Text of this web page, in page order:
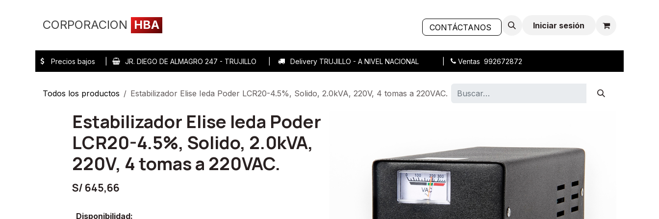
CORPORACION HBAInicio CONTÁCTANOS Iniciar sesión
Precios bajos | JR. DIEGO DE ALMAGRO 247 - TRUJILLO | Delivery TRUJILLO - A NIVEL NACIONAL | Ventas 992672872
Todos los productos Estabilizador Elise Ieda Poder LCR20-4.5%, Solido, 2.0kVA, 220V, 4 tomas a 220VAC.
Estabilizador Elise Ieda Poder
LCR20-4.5%, Solido, 2.0kVA,
220V, 4 tomas a 220VAC.
S/ 645,66
Disponibilidad: